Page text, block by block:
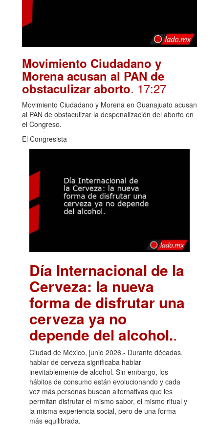
Movimiento Ciudadano y
Morena acusan al PAN de
obstaculizar aborto. 17:27
Movimiento Ciudadano y Morena en Guanajuato acusan
al PAN de obstaculizar la despenalización del aborto en
el Congreso.
El Congresista
Día Internacional de la
Cerveza: la nueva
forma de disfrutar una
cerveza ya no
depende del alcohol..
Ciudad de México, junio 2026.- Durante décadas,
hablar de cerveza significaba hablar
inevitablemente de alcohol. Sin embargo, los
hábitos de consumo están evolucionando y cada
vez más personas buscan alternativas que les
permitan disfrutar el mismo sabor, el mismo ritual y
la misma experiencia social, pero de una forma
más equilibrada.